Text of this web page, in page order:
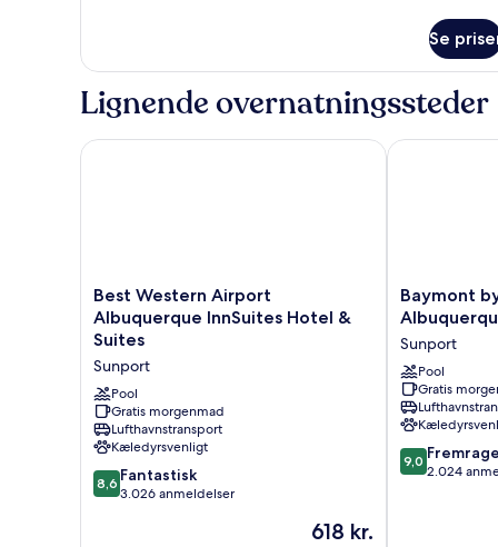
(Specialty)
-
kingsize-
med
Se
Lignende overnatningssteder
Best
Western
Airport
Albuquerque
InnSuites
Hotel
&
Suites
Sunport
Best Western Airport
Albuquerque InnSuites Hotel &
Suites
Sunport
Pool
Gratis morgenmad
Lufthavnstransport
Kæledyrsvenligt
8.6
ud
8,6 Fantastisk
3.026 anmeldelser
Prisen
618 kr.
Best Western Airport Albuquerque InnSuites Hotel
Baymont
by
Wyndham
Albuquerque
Airport
Sunport
Baymont
Sunport
Pool
Gratis
9.0
ud
9,0
2.024
Baymont by